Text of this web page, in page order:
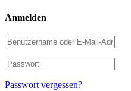
Anmelden
Benutzername
oder
E-
Mail-
Adresse
Passwort
Passwort vergessen?